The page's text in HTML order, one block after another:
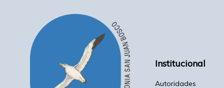
Institucional
Autoridades